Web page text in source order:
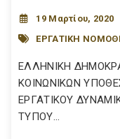
19 Μαρτίου, 2020
ΕΡΓΑΤΙΚΗ
ΕΛΛΗΝΙΚΗ
ΚΟΙΝΩΝΙΚΩΝ
ΕΡΓΑΤΙΚΟΥ
ΤΥΠΟΥ...